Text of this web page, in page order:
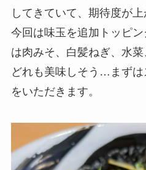
してきていて、期待度が
今回は味玉を追加トッピ
は肉みそ、白髪ねぎ、水菜
どれも美味しそう…まず
をいただきます。